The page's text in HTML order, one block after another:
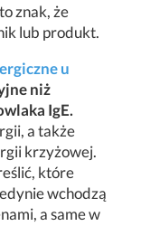
znak, że
lub produkt.
u
niż
IgE.
a także
krzyżowej.
które
wchodzą
a same w